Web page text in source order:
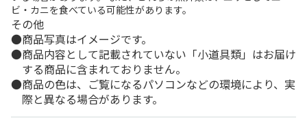
ビ・カニを食べている可能性があります。
その他
商品写真はイメージです。
商品内容として記載されていない「小道具類」はお届け
する商品に含まれておりません。
商品の色は、ご覧になるパソコンなどの環境により、実
際と異なる場合があります。